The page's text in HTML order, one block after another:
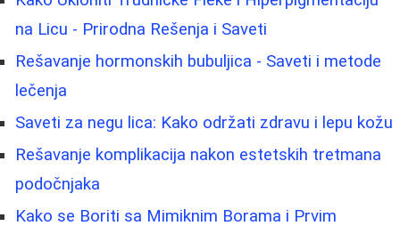
na Licu - Prirodna Rešenja i Saveti
Rešavanje hormonskih bubuljica - Saveti i metode
lečenja
Saveti za negu lica: Kako održati zdravu i lepu kožu
Rešavanje komplikacija nakon estetskih tretmana
podočnjaka
Kako se Boriti sa Mimiknim Borama i Prvim